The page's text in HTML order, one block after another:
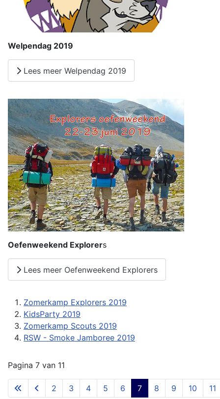
Welpendag 2019
Lees meer Welpendag 2019
Oefenweekend Explorers
Lees meer Oefenweekend Explorers
Zomerkamp Explorers 2019
KidsParty 2019
Zomerkamp Scouts 2019
RSW - Smoke Jamboree 2019
Pagina 7 van 11
2 3 4 5 6 7 8 9 10 11